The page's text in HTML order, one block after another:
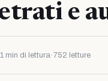
e
1 min di lettura·752 letture